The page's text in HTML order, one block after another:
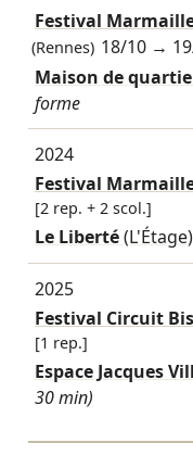
Festival
(Rennes) 18/10 →
Maison de
forme
2024
Festival
[2 rep. + 2 scol.]
Le Liberté(L'Étage)
2025
Festival Circuit
[1 rep.]
Espace Jacques
30 min)